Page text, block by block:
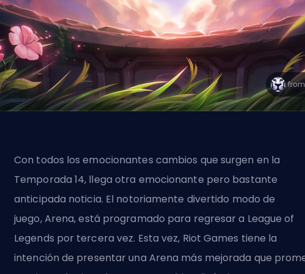
Con todos los emocionantes cambios que surgen en la
Temporada 14, llega otra emocionante pero bastante
anticipada noticia. El notoriamente divertido modo de
juego,Arena, está programado para regresar a League of
Legends por tercera vez. Esta vez, Riot Games tiene la
intención de presentar una Arena más mejorada que